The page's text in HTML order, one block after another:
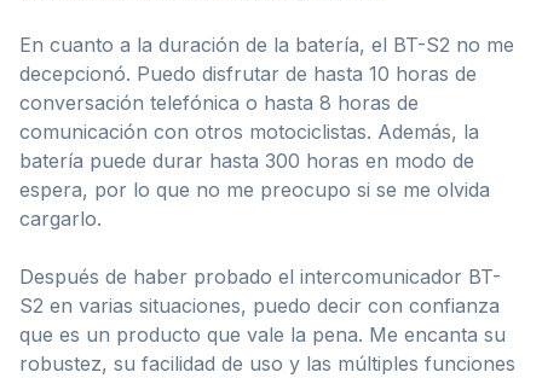
En cuanto a la duración de la batería, el BT-S2 no me
decepcionó. Puedo disfrutar de hasta 10 horas de
conversación telefónica o hasta 8 horas de
comunicación con otros motociclistas. Además, la
batería puede durar hasta 300 horas en modo de
espera, por lo que no me preocupo si se me olvida
cargarlo.
Después de haber probado el intercomunicador BT-
S2 en varias situaciones, puedo decir con confianza
que es un producto que vale la pena. Me encanta su
robustez, su facilidad de uso y las múltiples funciones